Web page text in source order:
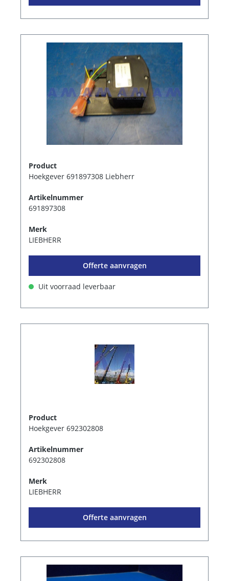
Product
Hoekgever 691897308 Liebherr
Artikelnummer
691897308
Merk
LIEBHERR
Offerte aanvragen
Uit voorraad leverbaar
Product
Hoekgever 692302808
Artikelnummer
692302808
Merk
LIEBHERR
Offerte aanvragen